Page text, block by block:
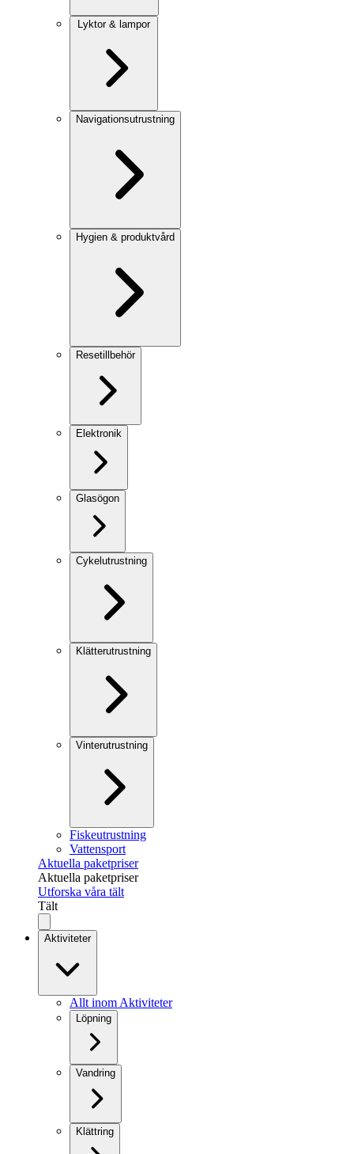
Lyktor & lampor
Navigationsutrustning
Hygien & produktvård
Resetillbehör
Elektronik
Glasögon
Cykelutrustning
Klätterutrustning
Vinterutrustning
Fiskeutrustning
Vattensport
Aktuella paketpriser
Aktuella paketpriser
Utforska våra tält
Tält
Aktiviteter
Allt inom Aktiviteter
Löpning
Vandring
Klättring